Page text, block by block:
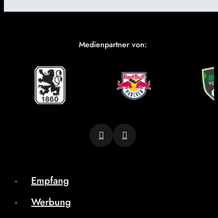
Medienpartner von:
Empfang
Werbung